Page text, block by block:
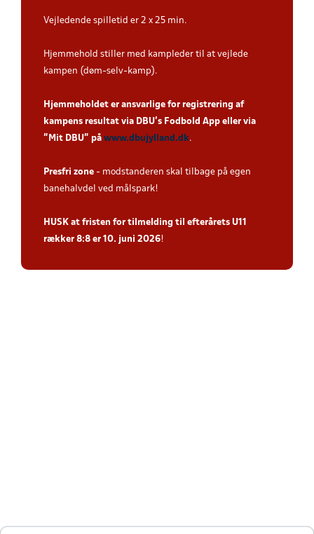
Vejledende spilletid er 2 x 25 min.
Hjemmehold stiller med kampleder til at vejlede
kampen (døm-selv-kamp).
Hjemmeholdet er ansvarlige for registrering af
kampens resultat via DBU’s Fodbold App eller via
”Mit DBU” på www.dbujylland.dk.
Presfri zone - modstanderen skal tilbage på egen
banehalvdel ved målspark!
HUSK at fristen for tilmelding til efterårets U11
rækker 8:8 er 10. juni 2026!